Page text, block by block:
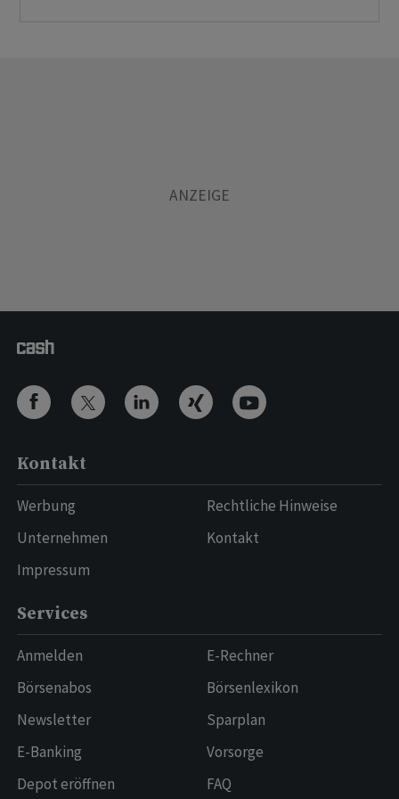
Kontakt
Werbung
Unternehmen
Impressum
Rechtliche Hinweise
Kontakt
Services
Anmelden
Börsenabos
Newsletter
E-Banking
Depot eröffnen
E-Rechner
Börsenlexikon
Sparplan
Vorsorge
FAQ